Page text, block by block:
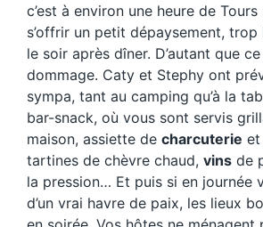
c’est à environ une heure de
s’offrir un petit dépaysement,
le soir après dîner. D’autant que
dommage. Caty et Stephy ont
sympa, tant au camping qu’à la
bar-snack, où vous sont servis
maison, assiette de charcuterie et
tartines de chèvre chaud, vins de
la pression… Et puis si en journée
d’un vrai havre de paix, les lieux